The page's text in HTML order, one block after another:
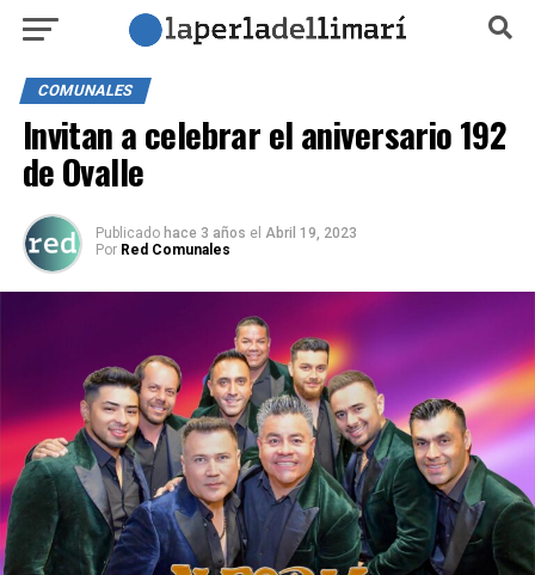
COMUNALES
Invitan a celebrar el aniversario 192
de Ovalle
Publicado hace 3 años el Abril 19, 2023
Por Red Comunales